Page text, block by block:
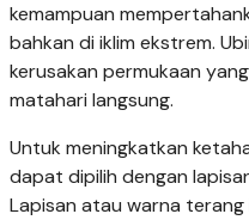
kemampuan
bahkan di iklim ekstrem.
kerusakan permukaan
matahari langsung.
Untuk meningkatkan
dapat dipilih dengan
Lapisan atau warna